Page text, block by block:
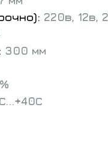
220в, 12в,
300 мм